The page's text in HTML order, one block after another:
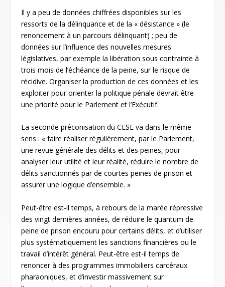
Il y a peu de données chiffrées disponibles sur les
ressorts de la délinquance et de la « désistance » (le
renoncement à un parcours délinquant) ; peu de
données sur l’influence des nouvelles mesures
législatives, par exemple la libération sous contrainte à
trois mois de l’échéance de la peine, sur le risque de
récidive. Organiser la production de ces données et les
exploiter pour orienter la politique pénale devrait être
une priorité pour le Parlement et l’Exécutif.
La seconde préconisation du CESE va dans le même
sens : « faire réaliser régulièrement, par le Parlement,
une revue générale des délits et des peines, pour
analyser leur utilité et leur réalité, réduire le nombre de
délits sanctionnés par de courtes peines de prison et
assurer une logique d’ensemble. »
Peut-être est-il temps, à rebours de la marée répressive
des vingt dernières années, de réduire le quantum de
peine de prison encouru pour certains délits, et d’utiliser
plus systématiquement les sanctions financières ou le
travail d’intérêt général. Peut-être est-il temps de
renoncer à des programmes immobiliers carcéraux
pharaoniques, et d’investir massivement sur